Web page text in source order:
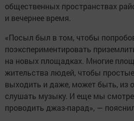
общественных пространствах
и вечернее время.
«Посыл был в том, чтобы
поэкспериментировать
на новых площадках. Многие
жительства людей, чтобы
выходить и даже, может быть, из
слушать музыку. И еще мы
проводить джаз-парад», —